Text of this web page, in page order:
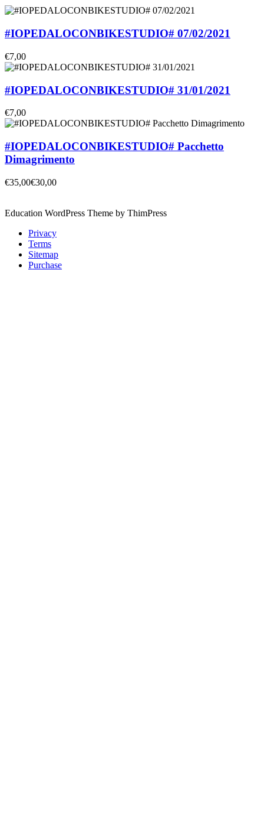
#IOPEDALOCONBIKESTUDIO# 07/02/2021
€7,00
#IOPEDALOCONBIKESTUDIO# 31/01/2021
€7,00
#IOPEDALOCONBIKESTUDIO# Pacchetto
Dimagrimento
€35,00€30,00
Education WordPress Theme by ThimPress
Privacy
Terms
Sitemap
Purchase